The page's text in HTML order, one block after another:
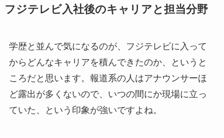
フジテレビ入社後のキャリアと担当分野
学歴と並んで気になるのが、フジテレビに入って
からどんなキャリアを積んできたのか、というと
ころだと思います。報道系の人はアナウンサーほ
ど露出が多くないので、いつの間にか現場に立っ
ていた、という印象が強いですよね。